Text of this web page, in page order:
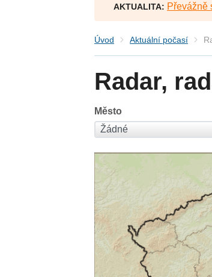
AKTUALITA: Převážně
Úvod Aktuální počasí
Radar,
Město